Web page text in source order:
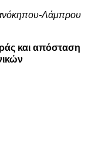
Λάμπρου
και απόσταση